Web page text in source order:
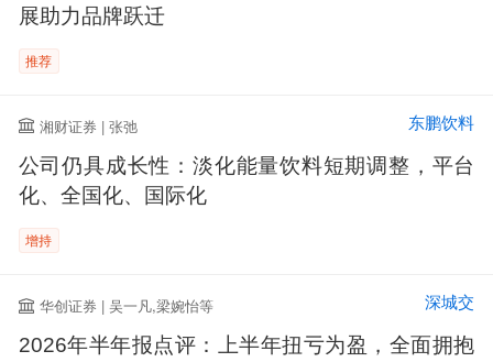
展助力品牌跃迁
推荐
湘财证券 | 张弛 东鹏饮料
公司仍具成长性：淡化能量饮料短期调整，平台
化、全国化、国际化
增持
华创证券 | 吴一凡,梁婉怡等 深城交
2026年半年报点评：上半年扭亏为盈，全面拥抱